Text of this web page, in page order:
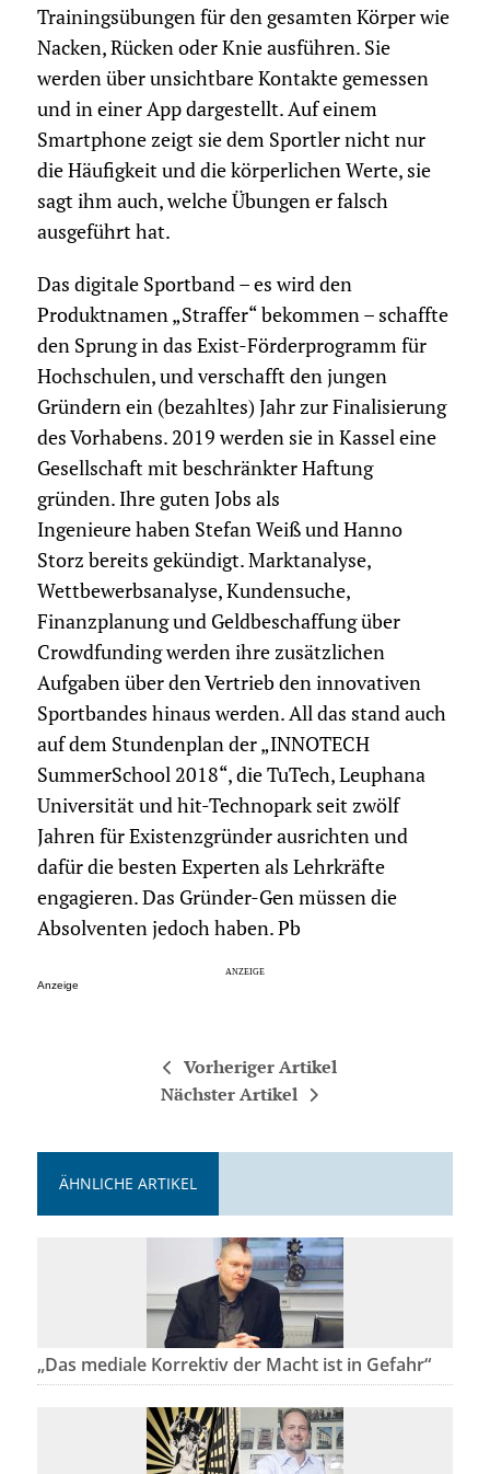
Trainingsübungen für den gesamten Körper wie
Nacken, Rücken oder Knie ausführen. Sie
werden über unsichtbare Kontakte gemessen
und in einer App dargestellt. Auf einem
Smartphone zeigt sie dem Sportler nicht nur
die Häufigkeit und die körperlichen Werte, sie
sagt ihm auch, welche Übungen er falsch
ausgeführt hat.
Das digitale Sportband – es wird den
Produktnamen „Straffer“ bekommen – schaffte
den Sprung in das Exist-Förderprogramm für
Hochschulen, und verschafft den jungen
Gründern ein (bezahltes) Jahr zur Finalisierung
des Vorhabens. 2019 werden sie in Kassel eine
Gesellschaft mit beschränkter Haftung
gründen. Ihre guten Jobs als
Ingenieure haben Stefan Weiß und Hanno
Storz bereits gekündigt. Marktanalyse,
Wettbewerbsanalyse, Kundensuche,
Finanzplanung und Geldbeschaffung über
Crowdfunding werden ihre zusätzlichen
Aufgaben über den Vertrieb den innovativen
Sportbandes hinaus werden. All das stand auch
auf dem Stundenplan der „INNOTECH
SummerSchool 2018“, die TuTech, Leuphana
Universität und hit-Technopark seit zwölf
Jahren für Existenzgründer ausrichten und
dafür die besten Experten als Lehrkräfte
engagieren. Das Gründer-Gen müssen die
Absolventen jedoch haben. Pb
Anzeige
Vorheriger Artikel
Nächster Artikel
ÄHNLICHE ARTIKEL
„Das mediale Korrektiv der Macht ist in Gefahr“